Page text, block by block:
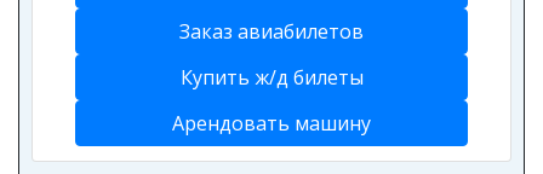
Заказ авиабилетов
Купить ж/д билеты
Арендовать машину